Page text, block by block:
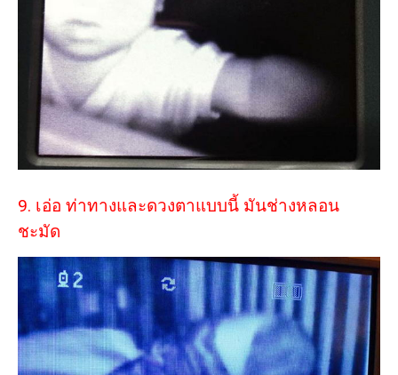
9. เอ่อ ท่าทางและดวงตาแบบนี้ มันช่างหลอน
ชะมัด